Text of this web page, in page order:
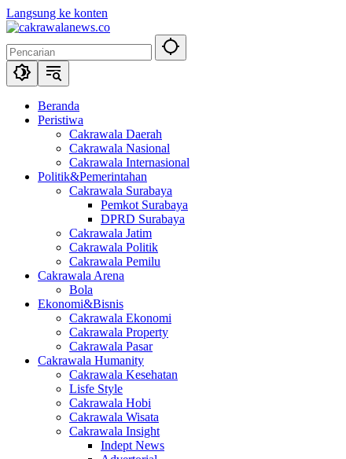
Langsung ke konten
Beranda
Peristiwa
Cakrawala Daerah
Cakrawala Nasional
Cakrawala Internasional
Politik&Pemerintahan
Cakrawala Surabaya
Pemkot Surabaya
DPRD Surabaya
Cakrawala Jatim
Cakrawala Politik
Cakrawala Pemilu
Cakrawala Arena
Bola
Ekonomi&Bisnis
Cakrawala Ekonomi
Cakrawala Property
Cakrawala Pasar
Cakrawala Humanity
Cakrawala Kesehatan
Lisfe Style
Cakrawala Hobi
Cakrawala Wisata
Cakrawala Insight
Indept News